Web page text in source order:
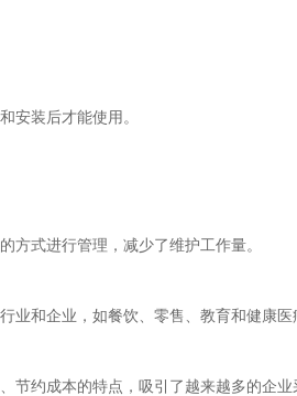
安装后才能使用。
式进行管理，减少了维护工作量。
业和企业，如餐饮、零售、教育和健康
节约成本的特点，吸引了越来越多的企